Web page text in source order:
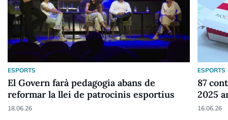
ESPORTS
El Govern farà pedagogia abans de
reformar la llei de patrocinis esportius
18.06.26
ESPORTS
87
2025
16.06.26